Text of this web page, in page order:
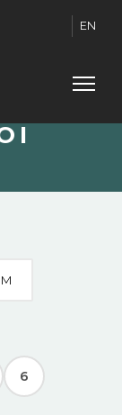
EN
6